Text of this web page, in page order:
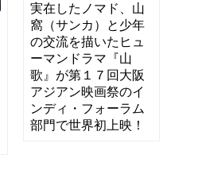
実在したノマド、山
窩（サンカ）と少年
の交流を描いたヒュ
ーマンドラマ『山
歌』が第１７回大阪
アジアン映画祭のイ
ンディ・フォーラム
部門で世界初上映！